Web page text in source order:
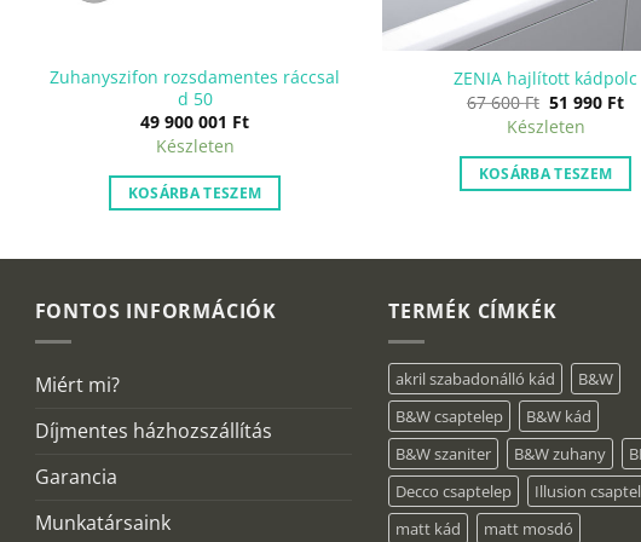
Zuhanyszifon rozsdamentes ráccsal
d 50
49 900 001 Ft
Készleten
KOSÁRBA TESZEM
ZENIA hajlított kádpolc
67 600Ft Original
price
was:
67
600 Ft.
51 990 Ft
51
Készleten
KOSÁRBA TESZEM
FONTOS INFORMÁCIÓK
Miért mi?
Díjmentes házhozszállítás
Garancia
Munkatársaink
TERMÉK CÍMKÉK
akril szabadonálló kád
B&W
B&W csaptelep
B&W kád
B&W szaniter
B&W zuhany
Decco csaptelep
Illusion
matt kád
matt mosdó